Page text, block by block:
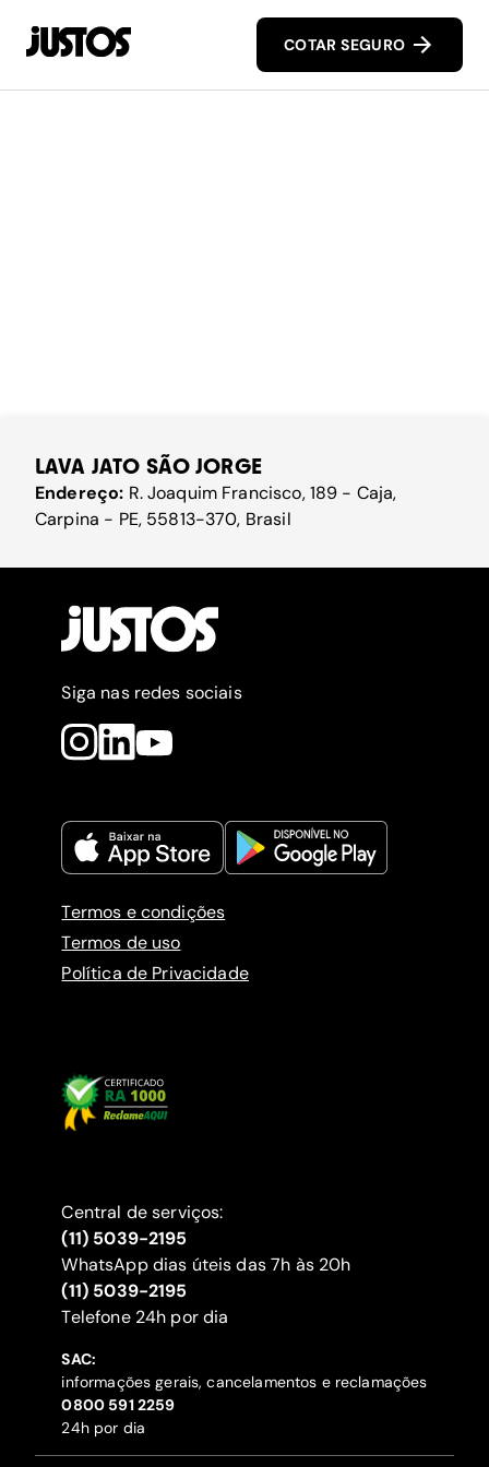
COTAR SEGURO
LAVA JATO SÃO JORGE
Endereço: R. Joaquim Francisco, 189 - Caja,
Carpina - PE, 55813-370, Brasil
Siga nas redes sociais
Termos e condições
Termos de uso
Política de Privacidade
Central de serviços:
(11) 5039-2195
WhatsApp dias úteis das 7h às 20h
(11) 5039-2195
‍Telefone 24h por dia
SAC:
informações gerais, cancelamentos e reclamações
‍0800 591 2259
24h por dia